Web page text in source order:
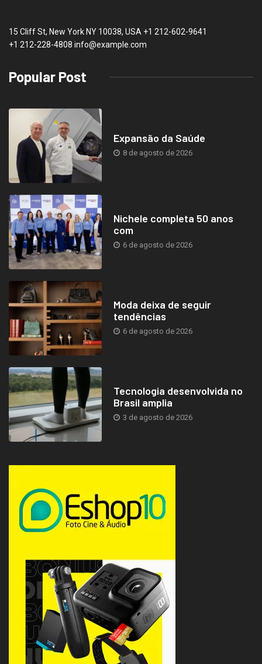
15 Cliff St, New York NY 10038, USA +1 212-602-9641
+1 212-228-4808 info@example.com
Popular Post
Expansão da Saúde
8 de agosto de 2026
Nichele completa 50 anos
com
6 de agosto de 2026
Moda deixa de seguir
tendências
6 de agosto de 2026
Tecnologia desenvolvida no
Brasil amplia
3 de agosto de 2026